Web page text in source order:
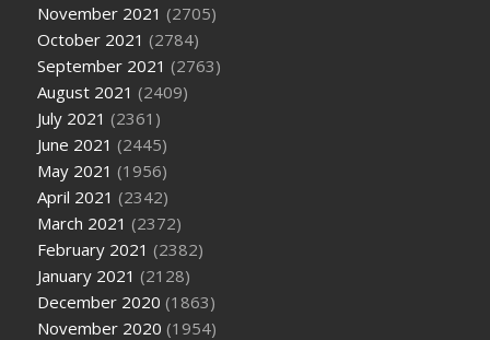
November 2021 (2705)
October 2021 (2784)
September 2021 (2763)
August 2021 (2409)
July 2021 (2361)
June 2021 (2445)
May 2021 (1956)
April 2021 (2342)
March 2021 (2372)
February 2021 (2382)
January 2021 (2128)
December 2020 (1863)
November 2020 (1954)